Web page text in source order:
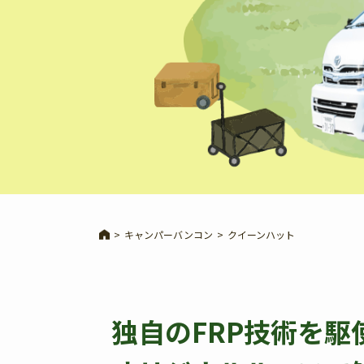
> キャンパーバンコン > クイーンハット
独自のFRP技術を駆